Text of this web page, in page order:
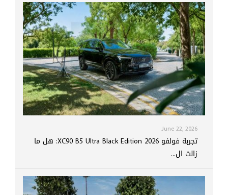
June 22, 2026
تجربة فولفو XC90 B5 Ultra Black Edition 2026: هل ما
زالت ال...